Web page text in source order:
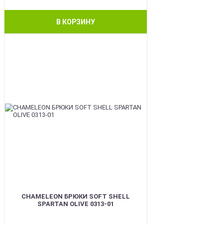
В КОРЗИНУ
CHAMELEON БРЮКИ SOFT SHELL
SPARTAN OLIVE 0313-01